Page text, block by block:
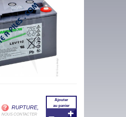
RUPTURE,
NOUS CONTACTER
Ajouter
au panier